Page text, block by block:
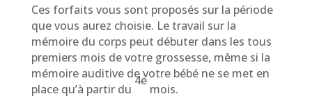
Ces forfaits vous sont proposés sur la période
que vous aurez choisie. Le travail sur la
mémoire du corps peut débuter dans les tous
premiers mois de votre grossesse, même si la
mémoire auditive de votre bébé ne se met en
place qu’à partir du
4e
mois.